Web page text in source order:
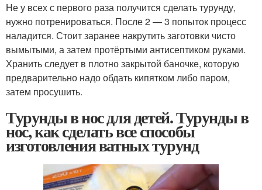
Не у всех с первого раза получится сделать турунду,
нужно потренироваться. После 2 — 3 попыток процесс
наладится. Стоит заранее накрутить заготовки чисто
вымытыми, а затем протёртыми антисептиком руками.
Хранить следует в плотно закрытой баночке, которую
предварительно надо обдать кипятком либо паром,
затем просушить.
Турунды в нос для детей. Турунды в
нос, как сделать все способы
изготовления ватных турунд